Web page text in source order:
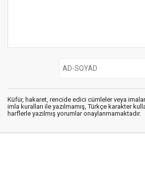
Küfür, hakaret, rencide edici cümleler veya
imla kuralları ile yazılmamış, Türkçe karakter
harflerle yazılmış yorumlar onaylanmamaktadır.